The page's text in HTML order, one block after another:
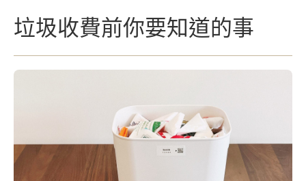
垃圾收費前你要知道的事